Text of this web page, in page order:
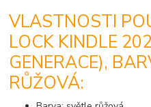
VLASTNOSTI
LOCK KINDLE
GENERACE),
RŮŽOVÁ: